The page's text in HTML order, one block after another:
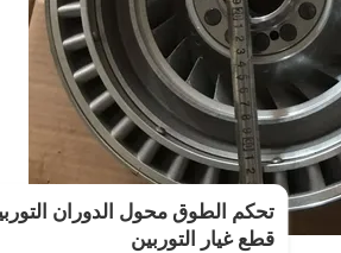
قطع غيار التوربين